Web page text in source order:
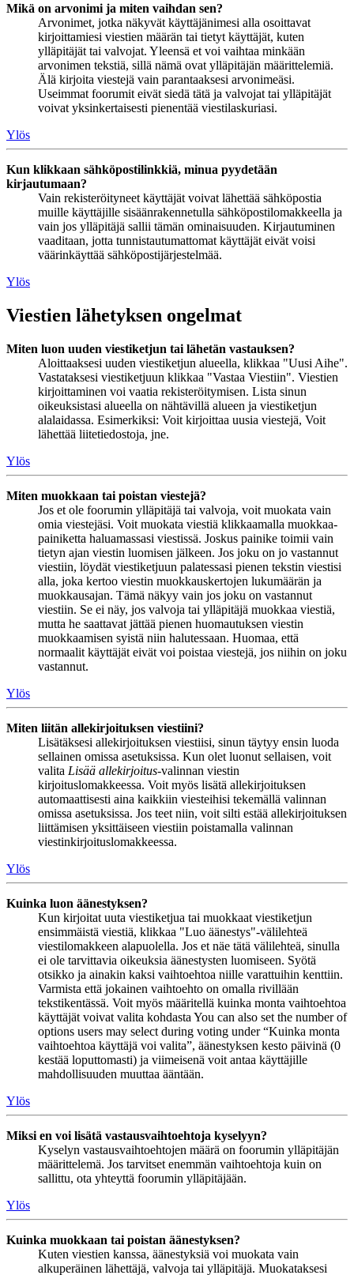
Mikä on arvonimi ja miten vaihdan sen?
Arvonimet, jotka näkyvät käyttäjänimesi alla osoittavat
kirjoittamiesi viestien määrän tai tietyt käyttäjät, kuten
ylläpitäjät tai valvojat. Yleensä et voi vaihtaa minkään
arvonimen tekstiä, sillä nämä ovat ylläpitäjän määrittelemiä.
Älä kirjoita viestejä vain parantaaksesi arvonimeäsi.
Useimmat foorumit eivät siedä tätä ja valvojat tai ylläpitäjät
voivat yksinkertaisesti pienentää viestilaskuriasi.
Ylös
Kun klikkaan sähköpostilinkkiä, minua pyydetään
kirjautumaan?
Vain rekisteröityneet käyttäjät voivat lähettää sähköpostia
muille käyttäjille sisäänrakennetulla sähköpostilomakkeella ja
vain jos ylläpitäjä sallii tämän ominaisuuden. Kirjautuminen
vaaditaan, jotta tunnistautumattomat käyttäjät eivät voisi
väärinkäyttää sähköpostijärjestelmää.
Ylös
Viestien lähetyksen ongelmat
Miten luon uuden viestiketjun tai lähetän vastauksen?
Aloittaaksesi uuden viestiketjun alueella, klikkaa "Uusi Aihe".
Vastataksesi viestiketjuun klikkaa "Vastaa Viestiin". Viestien
kirjoittaminen voi vaatia rekisteröitymisen. Lista sinun
oikeuksistasi alueella on nähtävillä alueen ja viestiketjun
alalaidassa. Esimerkiksi: Voit kirjoittaa uusia viestejä, Voit
lähettää liitetiedostoja, jne.
Ylös
Miten muokkaan tai poistan viestejä?
Jos et ole foorumin ylläpitäjä tai valvoja, voit muokata vain
omia viestejäsi. Voit muokata viestiä klikkaamalla muokkaa-
painiketta haluamassasi viestissä. Joskus painike toimii vain
tietyn ajan viestin luomisen jälkeen. Jos joku on jo vastannut
viestiin, löydät viestiketjuun palatessasi pienen tekstin viestisi
alla, joka kertoo viestin muokkauskertojen lukumäärän ja
muokkausajan. Tämä näkyy vain jos joku on vastannut
viestiin. Se ei näy, jos valvoja tai ylläpitäjä muokkaa viestiä,
mutta he saattavat jättää pienen huomautuksen viestin
muokkaamisen syistä niin halutessaan. Huomaa, että
normaalit käyttäjät eivät voi poistaa viestejä, jos niihin on joku
vastannut.
Ylös
Miten liitän allekirjoituksen viestiini?
Lisätäksesi allekirjoituksen viestiisi, sinun täytyy ensin luoda
sellainen omissa asetuksissa. Kun olet luonut sellaisen, voit
valita Lisää allekirjoitus-valinnan viestin
kirjoituslomakkeessa. Voit myös lisätä allekirjoituksen
automaattisesti aina kaikkiin viesteihisi tekemällä valinnan
omissa asetuksissa. Jos teet niin, voit silti estää allekirjoituksen
liittämisen yksittäiseen viestiin poistamalla valinnan
viestinkirjoituslomakkeessa.
Ylös
Kuinka luon äänestyksen?
Kun kirjoitat uuta viestiketjua tai muokkaat viestiketjun
ensimmäistä viestiä, klikkaa "Luo äänestys"-välilehteä
viestilomakkeen alapuolella. Jos et näe tätä välilehteä, sinulla
ei ole tarvittavia oikeuksia äänestysten luomiseen. Syötä
otsikko ja ainakin kaksi vaihtoehtoa niille varattuihin kenttiin.
Varmista että jokainen vaihtoehto on omalla rivillään
tekstikentässä. Voit myös määritellä kuinka monta vaihtoehtoa
käyttäjät voivat valita kohdasta You can also set the number of
options users may select during voting under “Kuinka monta
vaihtoehtoa käyttäjä voi valita”, äänestyksen kesto päivinä (0
kestää loputtomasti) ja viimeisenä voit antaa käyttäjille
mahdollisuuden muuttaa ääntään.
Ylös
Miksi en voi lisätä vastausvaihtoehtoja kyselyyn?
Kyselyn vastausvaihtoehtojen määrä on foorumin ylläpitäjän
määrittelemä. Jos tarvitset enemmän vaihtoehtoja kuin on
sallittu, ota yhteyttä foorumin ylläpitäjään.
Ylös
Kuinka muokkaan tai poistan äänestyksen?
Kuten viestien kanssa, äänestyksiä voi muokata vain
alkuperäinen lähettäjä, valvoja tai ylläpitäjä. Muokataksesi